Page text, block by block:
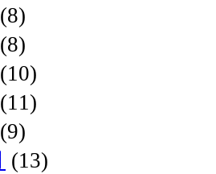
(8)
(8)
(10)
(11)
(9)
(13)